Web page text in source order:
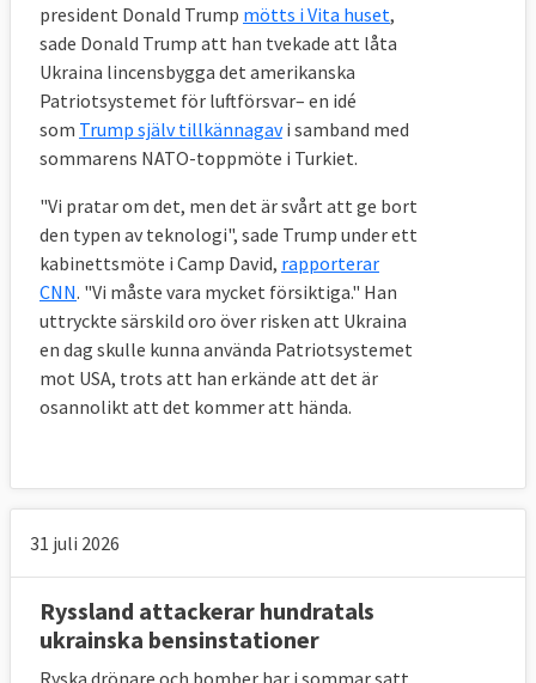
president Donald Trump mötts i Vita huset,
sade Donald Trump att han tvekade att låta
Ukraina lincensbygga det amerikanska
Patriotsystemet för luftförsvar– en idé
som Trump själv tillkännagavi samband med
sommarens NATO-toppmöte i Turkiet.
"Vi pratar om det, men det är svårt att ge bort
den typen av teknologi", sade Trump under ett
kabinettsmöte i Camp David, rapporterar
CNN. "Vi måste vara mycket försiktiga." Han
uttryckte särskild oro över risken att Ukraina
en dag skulle kunna använda Patriotsystemet
mot USA, trots att han erkände att det är
osannolikt att det kommer att hända.
31 juli 2026
Ryssland attackerar hundratals
ukrainska bensinstationer
Ryska drönare och bomber har i sommar satt